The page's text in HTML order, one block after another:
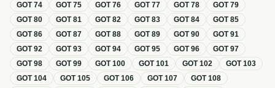
GOT74 GOT75 GOT76 GOT77 GOT78 GOT79
GOT80 GOT81 GOT82 GOT83 GOT84 GOT85
GOT86 GOT87 GOT88 GOT89 GOT90 GOT91
GOT92 GOT93 GOT94 GOT95 GOT96 GOT97
GOT98 GOT99 GOT100 GOT101 GOT102 GOT103
GOT104 GOT105 GOT106 GOT107 GOT108